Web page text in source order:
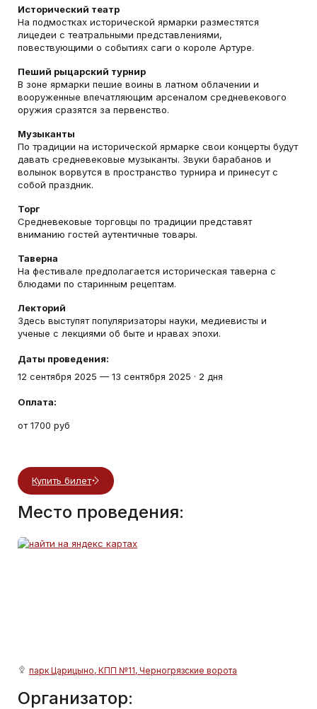
Исторический театр
На подмостках исторической ярмарки разместятся
лицедеи с театральными представлениями,
повествующими о событиях саги о короле Артуре.
Пеший рыцарский турнир
В зоне ярмарки пешие воины в латном облачении и
вооруженные впечатляющим арсеналом средневекового
оружия сразятся за первенство.
Музыканты
По традиции на исторической ярмарке свои концерты будут
давать средневековые музыканты. Звуки барабанов и
волынок ворвутся в пространство турнира и принесут с
собой праздник.
Торг
Средневековые торговцы по традиции представят
вниманию гостей аутентичные товары.
Таверна
На фестивале предполагается историческая таверна с
блюдами по старинным рецептам.
Лекторий
Здесь выступят популяризаторы науки, медиевисты и
ученые с лекциями об быте и нравах эпохи.
Даты проведения:
12 сентября 2025 — 13 сентября 2025 · 2 дня
Оплата:
от 1700 руб
Купить билет
Место проведения:
парк Царицыно, КПП №11, Черногрязские ворота
Организатор: